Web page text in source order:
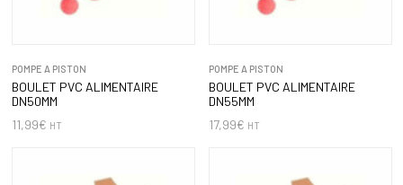
POMPE A PISTON
BOULET PVC ALIMENTAIRE
DN50MM
11,99€ HT
POMPE A PISTON
BOULET PVC ALIMENTAIRE
DN55MM
17,99€ HT